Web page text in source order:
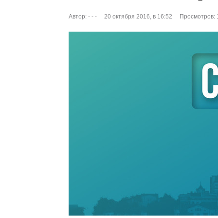
Автор: - - - 20 октября 2016, в 16:52 Просмотров: